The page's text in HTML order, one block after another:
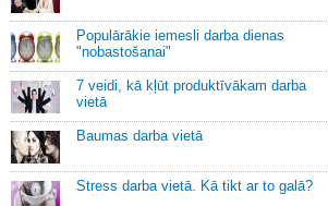
Populārākie iemesli darba dienas
"nobastošanai"
7 veidi, kā kļūt produktīvākam darba
vietā
Baumas darba vietā
Stress darba vietā. Kā tikt ar to galā?